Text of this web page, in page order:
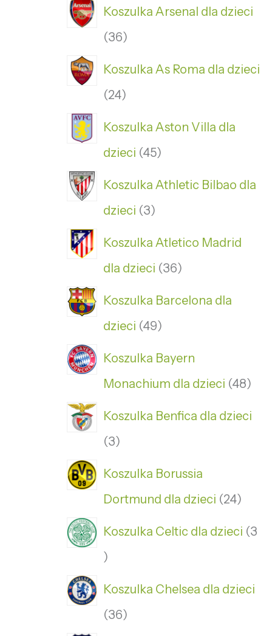
Koszulka Arsenal dla dzieci
36
Koszulka As Roma dla dzieci
24
Koszulka Aston Villa dla
dzieci 45
Koszulka Athletic Bilbao dla
dzieci 3
Koszulka Atletico Madrid
dla dzieci 36
Koszulka Barcelona dla
dzieci 49
Koszulka Bayern
Monachium dla dzieci 48
Koszulka Benfica dla dzieci
3
Koszulka Borussia
Dortmund dla dzieci 24
Koszulka Celtic dla dzieci 3
Koszulka Chelsea dla dzieci
36